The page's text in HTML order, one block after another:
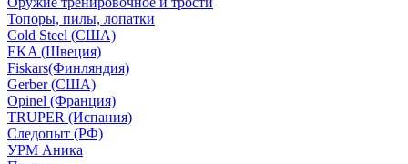
Топоры, пилы, лопатки
Cold Steel (США)
EKA (Швеция)
Fiskars(Финляндия)
Gerber (США)
Opinel (Франция)
TRUPER (Испания)
Следопыт (РФ)
УРМ Аника